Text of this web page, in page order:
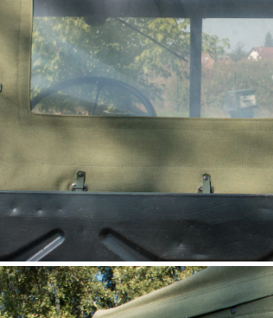
fenêtre version
411 (Steckfenster